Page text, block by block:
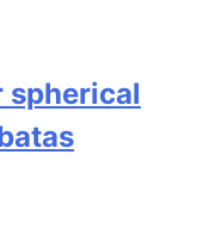
spherical